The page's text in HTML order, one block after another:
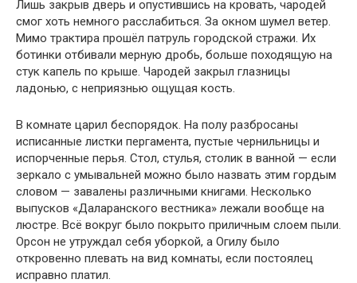
Лишь закрыв дверь и опустившись на кровать, чародей
смог хоть немного расслабиться. За окном шумел ветер.
Мимо трактира прошёл патруль городской стражи. Их
ботинки отбивали мерную дробь, больше походящую на
стук капель по крыше. Чародей закрыл глазницы
ладонью, с неприязнью ощущая кость.
В комнате царил беспорядок. На полу разбросаны
исписанные листки пергамента, пустые чернильницы и
испорченные перья. Стол, стулья, столик в ванной — если
зеркало с умывальней можно было назвать этим гордым
словом — завалены различными книгами. Несколько
выпусков «Даларанского вестника» лежали вообще на
люстре. Всё вокруг было покрыто приличным слоем пыли.
Орсон не утруждал себя уборкой, а Огилу было
откровенно плевать на вид комнаты, если постоялец
исправно платил.